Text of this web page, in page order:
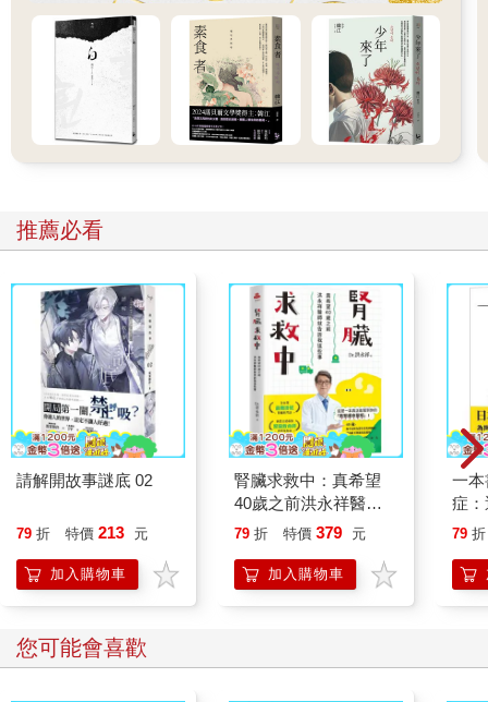
推薦必看
請解開故事謎底 02
79 折 特價 213 元
加入購物車
腎臟求救中：真希望
40歲之前洪永祥醫師
就告訴我這些事
79 折 特價 379 元
加入購物車
一
症
開
的
79 折
您可能會喜歡